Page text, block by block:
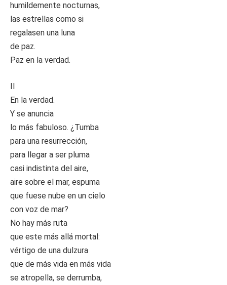
humildemente nocturnas,
las estrellas como si
regalasen una luna
de paz.
Paz en la verdad.
II
En la verdad.
Y se anuncia
lo más fabuloso. ¿Tumba
para una resurrección,
para llegar a ser pluma
casi indistinta del aire,
aire sobre el mar, espuma
que fuese nube en un cielo
con voz de mar?
No hay más ruta
que este más allá mortal:
vértigo de una dulzura
que de más vida en más vida
se atropella, se derrumba,